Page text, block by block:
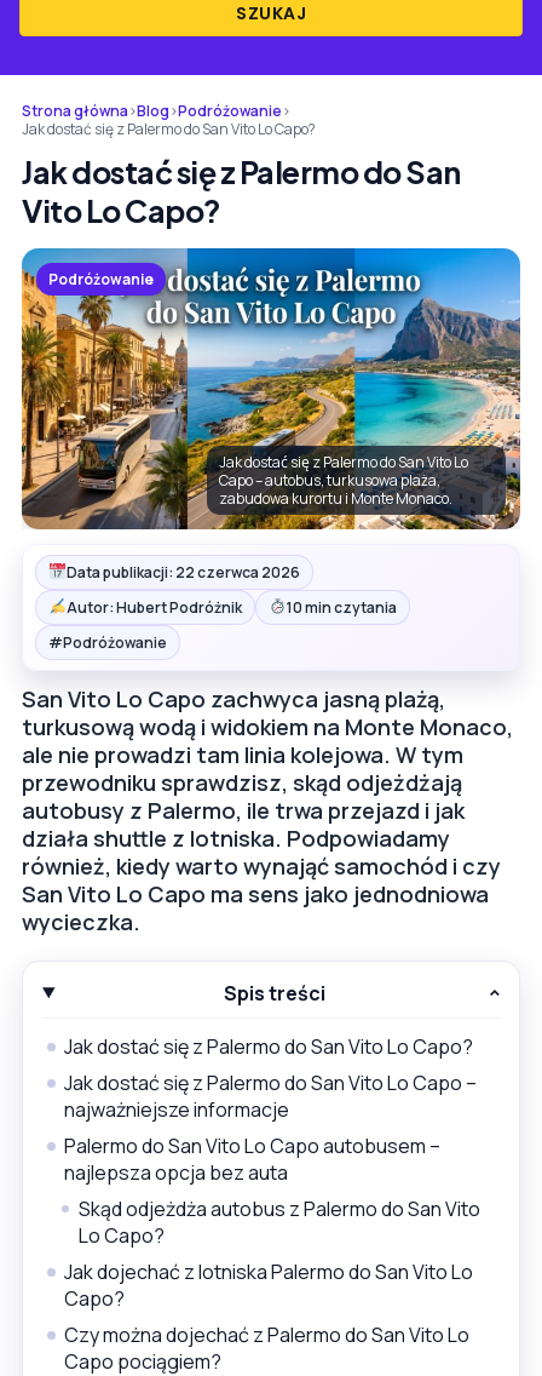
SZUKAJ
Strona główna›Blog›Podróżowanie›
Jak dostać się z Palermo do San Vito Lo Capo?
Jak dostać się z Palermo do San
Vito Lo Capo?
Podróżowanie
Jak dostać się z Palermo do San Vito Lo
Capo – autobus, turkusowa plaża,
zabudowa kurortu i Monte Monaco.
Data publikacji: 22 czerwca 2026
Autor: Hubert Podróżnik
10 min czytania
#Podróżowanie
San Vito Lo Capo zachwyca jasną plażą,
turkusową wodą i widokiem na Monte Monaco,
ale nie prowadzi tam linia kolejowa. W tym
przewodniku sprawdzisz, skąd odjeżdżają
autobusy z Palermo, ile trwa przejazd i jak
działa shuttle z lotniska. Podpowiadamy
również, kiedy warto wynająć samochód i czy
San Vito Lo Capo ma sens jako jednodniowa
wycieczka.
Spis treści
Jak dostać się z Palermo do San Vito Lo Capo?
Jak dostać się z Palermo do San Vito Lo Capo –
najważniejsze informacje
Palermo do San Vito Lo Capo autobusem –
najlepsza opcja bez auta
Skąd odjeżdża autobus z Palermo do San Vito
Lo Capo?
Jak dojechać z lotniska Palermo do San Vito Lo
Capo?
Czy można dojechać z Palermo do San Vito Lo
Capo pociągiem?